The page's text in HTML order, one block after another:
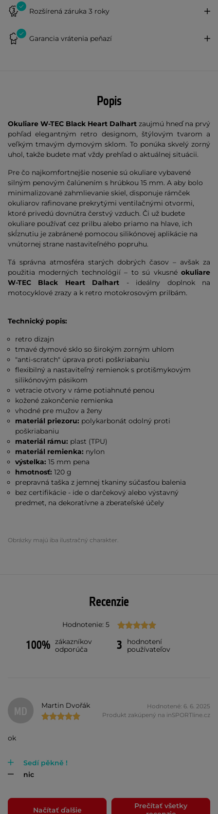
Rozšírená záruka 3 roky
Garancia vrátenia peňazí
Popis
Okuliare W-TEC Black Heart Dalhart zaujmú hneď na prvý
pohľad elegantným retro designom, štýlovým tvarom a
veľkým tmavým dymovým sklom. To ponúka skvelý zorný
uhol, takže budete mať vždy prehľad o aktuálnej situácii.
Pre čo najkomfortnejšie nosenie sú okuliare vybavené
silným penovým čalúnením s hrúbkou 15 mm. A aby bolo
minimalizované zahmlievanie skiel, disponuje rámček
okuliarov rafinovane prekrytými ventilačnými otvormi,
ktoré privedú dovnútra čerstvý vzduch. Či už budete
okuliare používať cez prilbu alebo priamo na hlave, ich
skĺznutiu je zabránené pomocou silikónovej aplikácie na
vnútornej strane nastaviteľného popruhu.
Tá správna atmosféra starých dobrých časov – avšak za
použitia moderných technológií – to sú vkusné okuliare
W-TEC Black Heart Dalhart - ideálny doplnok na
motocyklové zrazy a k retro motokrosovým prilbám.
Technický popis:
retro dizajn
tmavé dymové sklo so širokým zorným uhlom
"anti-scratch" úprava proti poškriabaniu
flexibilný a nastaviteľný remienok s protišmykovým
silikónovým pásikom
vetracie otvory v ráme potiahnuté penou
kožené zakončenie remienka
vhodné pre mužov a ženy
materiál priezoru: polykarbonát odolný proti
poškriabaniu
materiál rámu: plast (TPU)
materiál remienka: nylon
výstelka:15 mm pena
hmotnosť:120 g
prepravná taška z jemnej tkaniny súčasťou balenia
bez certifikácie - ide o darčekový alebo výstavný
predmet, na dekoratívne a zberateľské účely
Obrázky majú iba ilustračný charakter.
Recenzie
Hodnotenie: 5
100% zákazníkov
odporúča
3
hodnotení
používateľov
MD Martin Dvořák
Hodnotené: 6. 6. 2025
Produkt zakúpený na inSPORTline.cz
ok
Sedí pěkně !
nic
Načítať ďalšie
Prečítať všetky